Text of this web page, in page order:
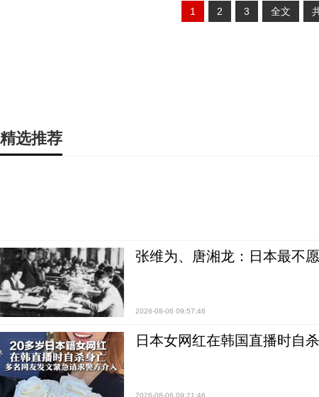
1 2 3 全文
精选推荐
张维为、唐湘龙：日本最不
2026-08-06 09:57:46
日本女网红在韩国直播时自
2026-08-06 09:21:46